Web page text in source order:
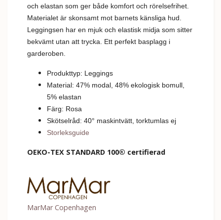
och elastan som ger både komfort och rörelsefrihet.
Materialet är skonsamt mot barnets känsliga hud.
Leggingsen har en mjuk och elastisk midja som sitter
bekvämt utan att trycka. Ett perfekt basplagg i
garderoben.
Produkttyp: Leggings
Material: 47% modal, 48% ekologisk bomull,
5% elastan
Färg: Rosa
Skötselråd: 40° maskintvätt, torktumlas ej
Storleksguide
OEKO-TEX STANDARD 100® certifierad
MarMar Copenhagen